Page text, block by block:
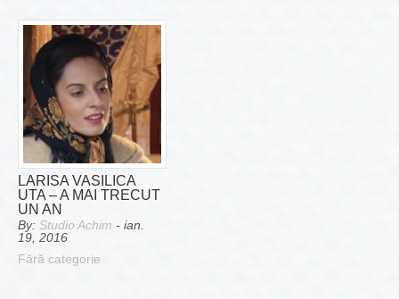
LARISA VASILICA
UTA – A MAI TRECUT
UN AN
By: Studio Achim - ian.
19, 2016
Fără categorie